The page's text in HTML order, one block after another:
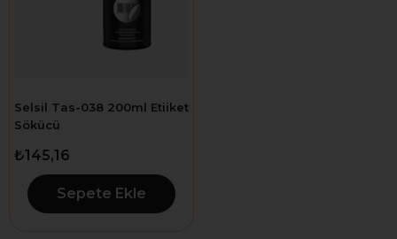
Selsil Tas-038 200ml Etiiket
Sökücü
₺145,16
Sepete Ekle